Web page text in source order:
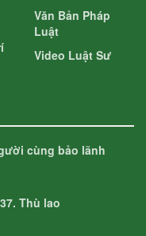
Văn Bản Pháp
Luật
Video Luật Sư
cùng bảo lãnh
Thù lao